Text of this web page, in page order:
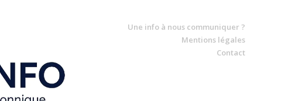
Une info à nous communiquer ?
Mentions légales
Contact